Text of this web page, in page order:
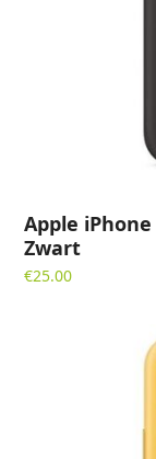
Apple
Zwart
€25.00